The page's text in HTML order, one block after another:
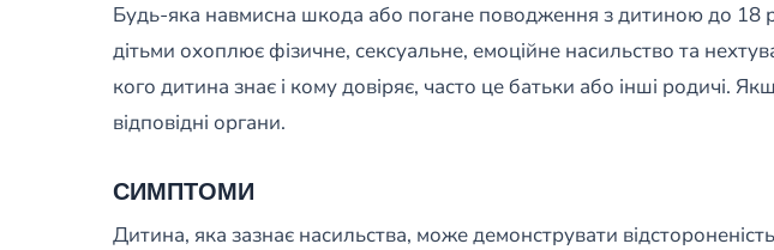
Будь-яка навмисна шкода або погане поводження з дитиною до
дітьми охоплює фізичне, сексуальне, емоційне насильство та
кого дитина знає і кому довіряє, часто це батьки або інші родичі.
відповідні органи.
СИМПТОМИ
Дитина, яка зазнає насильства, може демонструвати